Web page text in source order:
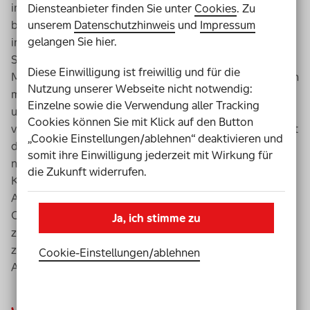
individuell gefördert werden, um Anschluss zu
bekommen. Die digitalen Angebote erlauben
individuelles Lernen ohne viel Zeitaufwand für alle
Schüler*innen. Es ist ein großer Vorteil, wenn ich eine
Material-Datenbank und Aufgabenvorschläge habe. Dann
muss ich nicht so viele Lehrwerke oder Arbeitshefte von
unterschiedlichen Verlagen sichten. Und davon passt
vielleicht nur eine Aufgabe und ich muss das Arbeitsblatt
dann auch noch auseinanderschneiden. Damals, als wir
noch keineTabletshatten, hatte ich eine Schwerpunkt-
Klasse. Ich habe mit großem Aufwand praktisch alle
Arbeitsblätter zusammengeschnitten. Es ist ein
Qualitätsgewinn, den Prozess jetzt so individualisieren
zu können. Es ist zwar mehr Aufwand, Aufgaben
zuzuweisen und den Lernprozess zu individualisieren.
Aber wenn man mal eine Basis hat, ist es machbar!
Diensteanbieter finden Sie unterCookies. Zu
unserem Datenschutzhinweis und Impressum
gelangen Sie hier.
Diese Einwilligung ist freiwillig und für die
Nutzung unserer Webseite nicht notwendig:
Einzelne sowie die Verwendung aller Tracking
Cookies können Sie mit Klick auf den Button
„Cookie Einstellungen/ablehnen“ deaktivieren und
somit ihre Einwilligung jederzeit mit Wirkung für
die Zukunft widerrufen.
Ja, ich stimme zu
Cookie-Einstellungen­/­ablehnen